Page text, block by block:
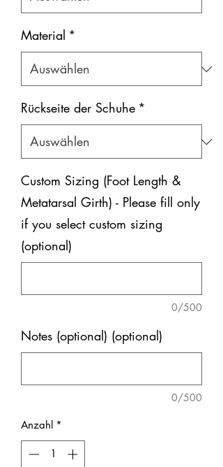
Material *
Rückseite der Schuhe *
Custom Sizing (Foot Length &
Metatarsal Girth) - Please fill only
if you select custom sizing
(optional)
0/500
Notes (optional) (optional)
0/500
Anzahl *